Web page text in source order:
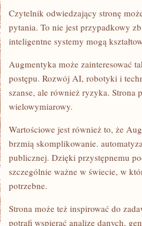
Czytelnik odwiedzający stronę
pytania. To nie jest przypadkowy
inteligentne systemy mogą
Augmentyka może zainteresować
postępu. Rozwój AI, robotyki i
szanse, ale również ryzyka.
wielowymiarowy.
Wartościowe jest również to, że
brzmią skomplikowanie.
publicznej. Dzięki przystępnemu
szczególnie ważne w świecie, w
potrzebne.
Strona może też inspirować do
potrafi wspierać analizę danych,